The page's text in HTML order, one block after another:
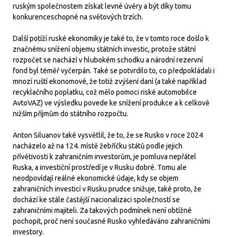
ruským společnostem získat levné úvěry a být díky tomu
konkurenceschopné na světových trzích.
Další potíží ruské ekonomiky je také to, že v tomto roce došlo k
značnému snížení objemu státních investic, protože státní
rozpočet se nachází v hlubokém schodku a národní rezervní
fond byl téměř vyčerpán. Také se potvrdilo to, co předpokládali i
mnozí ruští ekonomové, že totiž zvýšení daní (a také například
recyklačního poplatku, což mělo pomoci riské automobilce
AvtoVAZ) ve výsledku povede ke snížení produkce a k celkově
nižším příjmům do státního rozpočtu.
Anton Siluanov také vysvětlil, že to, že se Rusko v roce 2024
nacházelo až na 124. místě žebříčku států podle jejich
přívětivosti k zahraničním investorům, je pomluva nepřátel
Ruska, a investiční prostředí je v Rusku dobré. Tomu ale
neodpovídají reálné ekonomické údaje, kdy se objem
zahraničních investicí v Rusku prudce snižuje, také proto, že
dochází ke stále častější nacionalizaci společností se
zahraničními majiteli. Za takových podmínek není obtížné
pochopit, proč není současné Rusko vyhledáváno zahraničními
investory.